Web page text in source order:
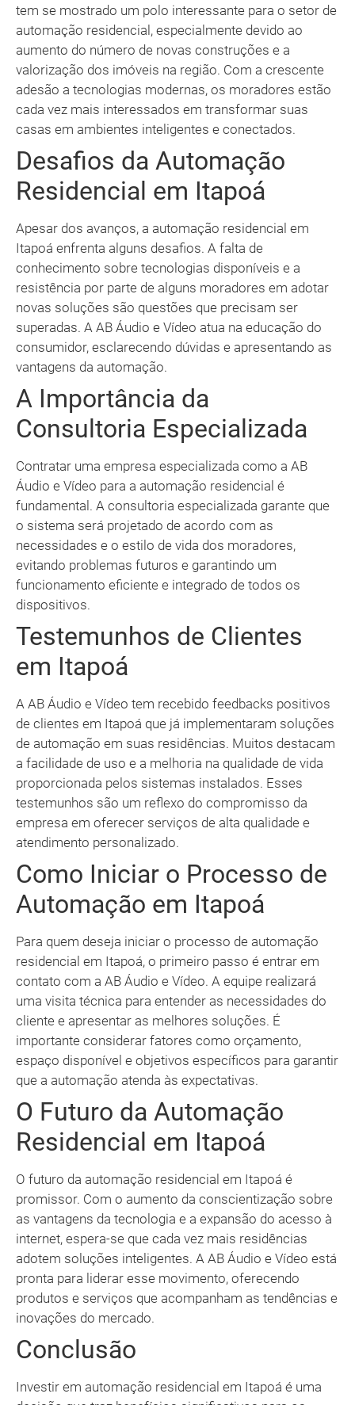
tem se mostrado um polo interessante para o setor de
automação residencial, especialmente devido ao
aumento do número de novas construções e a
valorização dos imóveis na região. Com a crescente
adesão a tecnologias modernas, os moradores estão
cada vez mais interessados em transformar suas
casas em ambientes inteligentes e conectados.
Desafios da Automação
Residencial em Itapoá
Apesar dos avanços, a automação residencial em
Itapoá enfrenta alguns desafios. A falta de
conhecimento sobre tecnologias disponíveis e a
resistência por parte de alguns moradores em adotar
novas soluções são questões que precisam ser
superadas. A AB Áudio e Vídeo atua na educação do
consumidor, esclarecendo dúvidas e apresentando as
vantagens da automação.
A Importância da
Consultoria Especializada
Contratar uma empresa especializada como a AB
Áudio e Vídeo para a automação residencial é
fundamental. A consultoria especializada garante que
o sistema será projetado de acordo com as
necessidades e o estilo de vida dos moradores,
evitando problemas futuros e garantindo um
funcionamento eficiente e integrado de todos os
dispositivos.
Testemunhos de Clientes
em Itapoá
A AB Áudio e Vídeo tem recebido feedbacks positivos
de clientes em Itapoá que já implementaram soluções
de automação em suas residências. Muitos destacam
a facilidade de uso e a melhoria na qualidade de vida
proporcionada pelos sistemas instalados. Esses
testemunhos são um reflexo do compromisso da
empresa em oferecer serviços de alta qualidade e
atendimento personalizado.
Como Iniciar o Processo de
Automação em Itapoá
Para quem deseja iniciar o processo de automação
residencial em Itapoá, o primeiro passo é entrar em
contato com a AB Áudio e Vídeo. A equipe realizará
uma visita técnica para entender as necessidades do
cliente e apresentar as melhores soluções. É
importante considerar fatores como orçamento,
espaço disponível e objetivos específicos para garantir
que a automação atenda às expectativas.
O Futuro da Automação
Residencial em Itapoá
O futuro da automação residencial em Itapoá é
promissor. Com o aumento da conscientização sobre
as vantagens da tecnologia e a expansão do acesso à
internet, espera-se que cada vez mais residências
adotem soluções inteligentes. A AB Áudio e Vídeo está
pronta para liderar esse movimento, oferecendo
produtos e serviços que acompanham as tendências e
inovações do mercado.
Conclusão
Investir em automação residencial em Itapoá é uma